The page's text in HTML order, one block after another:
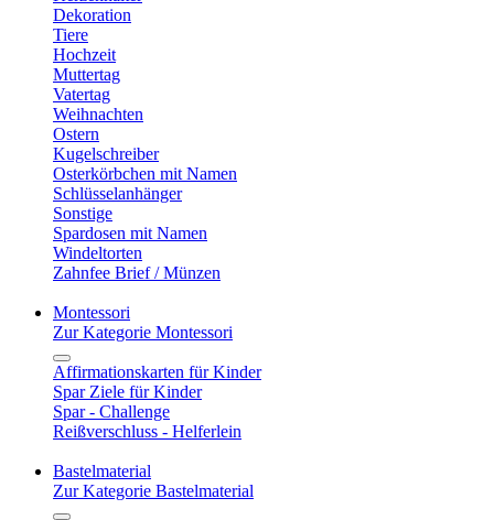
Dekoration
Tiere
Hochzeit
Muttertag
Vatertag
Weihnachten
Ostern
Kugelschreiber
Osterkörbchen mit Namen
Schlüsselanhänger
Sonstige
Spardosen mit Namen
Windeltorten
Zahnfee Brief / Münzen
Montessori
Zur Kategorie Montessori
Affirmationskarten für Kinder
Spar Ziele für Kinder
Spar - Challenge
Reißverschluss - Helferlein
Bastelmaterial
Zur Kategorie Bastelmaterial